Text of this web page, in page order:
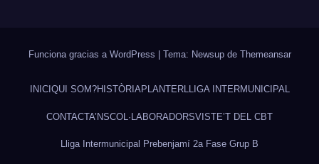
Funciona gracias a WordPress Tema: Newsup de Themeansar
INICI QUI SOM?HISTÒRIA PLANTERLLIGA INTERMUNICIPAL
CONTACTA’NSCOL·LABORADORSVISTE’T DEL CBT
Lliga Intermunicipal Prebenjamí 2a Fase Grup B